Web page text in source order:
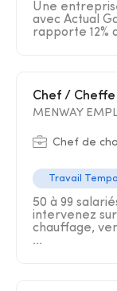
Une
avec Actual
rapporte 12%
Chef /
MENWAY
Chef de
Travail
50 à 99
intervenez
chauffage,
...